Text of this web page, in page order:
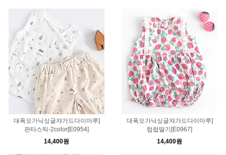
대폭오가닉싱글쟈가드다이마루]
판타스틱-2color[E0954]
14,400원
대폭오가닉싱글쟈가드다이마루]
럽럽딸기[E0967]
14,400원